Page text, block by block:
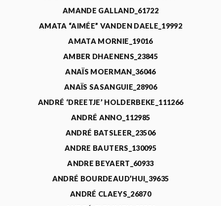
AMANDE GALLAND_61722
AMATA “AIMÉE” VANDEN DAELE_19992
AMATA MORNIE_19016
AMBER DHAENENS_23845
ANAÏS MOERMAN_36046
ANAÏS SASANGUIE_28906
ANDRÉ ‘DREETJE’ HOLDERBEKE_111266
ANDRÉ ANNO_112985
ANDRÉ BATSLEER_23506
ANDRE BAUTERS_130095
ANDRE BEYAERT_60933
ANDRÉ BOURDEAUD’HUI_39635
ANDRÉ CLAEYS_26870